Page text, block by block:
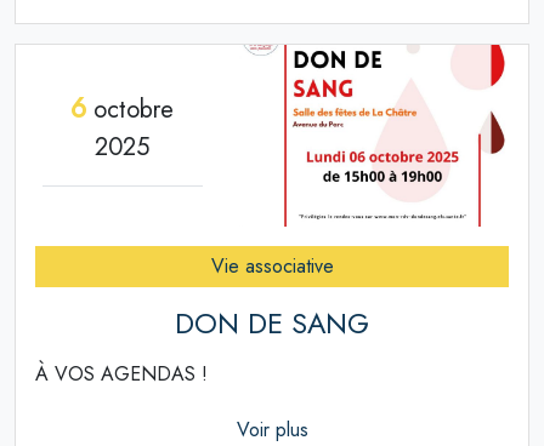
6 octobre
2025
Vie associative
DON DE SANG
À VOS AGENDAS !
Voir plus